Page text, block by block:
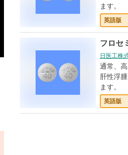
ます。
英語版
フロセ
日医工株
通常、
肝性浮
ます。
英語版